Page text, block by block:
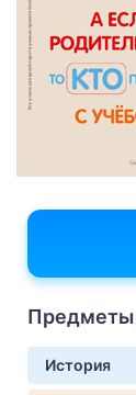
Предметы
История